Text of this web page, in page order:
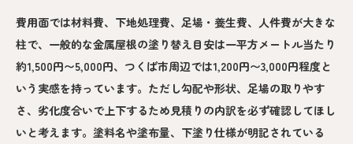
費用面では材料費、下地処理費、足場・養生費、人件費が大きな
柱で、一般的な金属屋根の塗り替え目安は一平方メートル当たり
約1,500円〜5,000円、つくば市周辺では1,200円〜3,000円程度と
いう実感を持っています。ただし勾配や形状、足場の取りやす
さ、劣化度合いで上下するため見積りの内訳を必ず確認してほし
いと考えます。塗料名や塗布量、下塗り仕様が明記されている